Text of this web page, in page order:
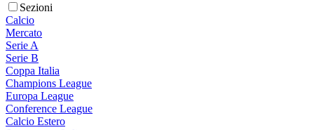
Sezioni
Calcio
Mercato
Serie A
Serie B
Coppa Italia
Champions League
Europa League
Conference League
Calcio Estero